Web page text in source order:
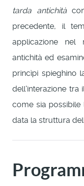
tarda antichità
precedente, il
applicazione nel
antichità ed
princìpi spieghino
dell'interazione
come sia
data la struttura